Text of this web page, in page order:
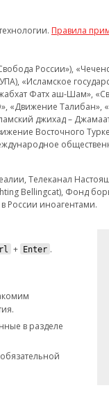
Правила
России»),
«Исламское
Фатх аш-Шам»,
Талибан»,
джихад –
Восточного
Телеканал
Bellingcat), Фонд
России иноагентами.
+ Enter .
в разделе